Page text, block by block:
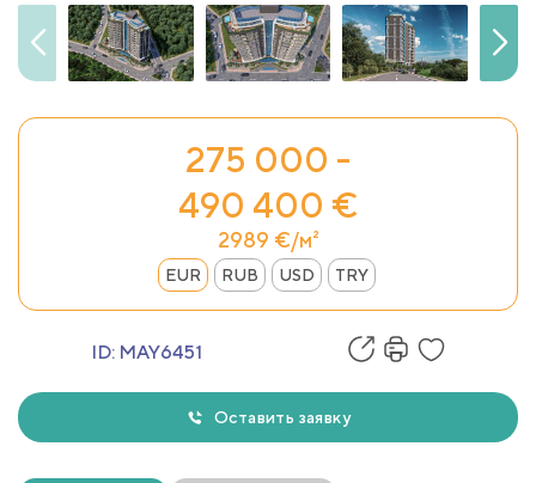
275 000 -
490 400 €
2989 €/м²
EUR RUB USD TRY
ID: MAY6451
Оставить заявку